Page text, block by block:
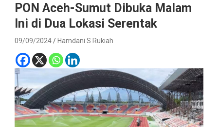
PON Aceh-Sumut Dibuka Malam
Ini di Dua Lokasi Serentak
09/09/2024 Hamdani S Rukiah